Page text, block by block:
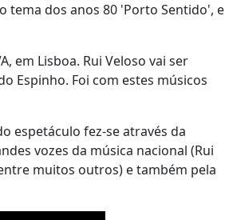
tema dos anos 80 'Porto Sentido', e
em Lisboa. Rui Veloso vai ser
Espinho. Foi com estes músicos
espetáculo fez-se através da
vozes da música nacional (Rui
muitos outros) e também pela